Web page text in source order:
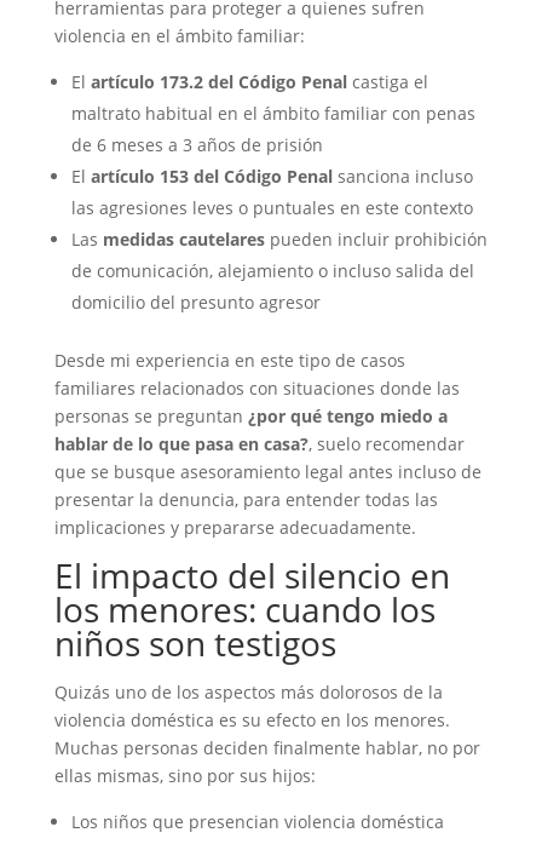
herramientas para proteger a quienes sufren
violencia en el ámbito familiar:
El artículo 173.2 del Código Penalcastiga el
maltrato habitual en el ámbito familiar con penas
de 6 meses a 3 años de prisión
El artículo 153 del Código Penalsanciona incluso
las agresiones leves o puntuales en este contexto
Las medidas cautelarespueden incluir prohibición
de comunicación, alejamiento o incluso salida del
domicilio del presunto agresor
Desde mi experiencia en este tipo de casos
familiares relacionados con situaciones donde las
personas se preguntan ¿por qué tengo miedo a
hablar de lo que pasa en casa?, suelo recomendar
que se busque asesoramiento legal antes incluso de
presentar la denuncia, para entender todas las
implicaciones y prepararse adecuadamente.
El impacto del silencio en
los menores: cuando los
niños son testigos
Quizás uno de los aspectos más dolorosos de la
violencia doméstica es su efecto en los menores.
Muchas personas deciden finalmente hablar, no por
ellas mismas, sino por sus hijos:
Los niños que presencian violencia doméstica